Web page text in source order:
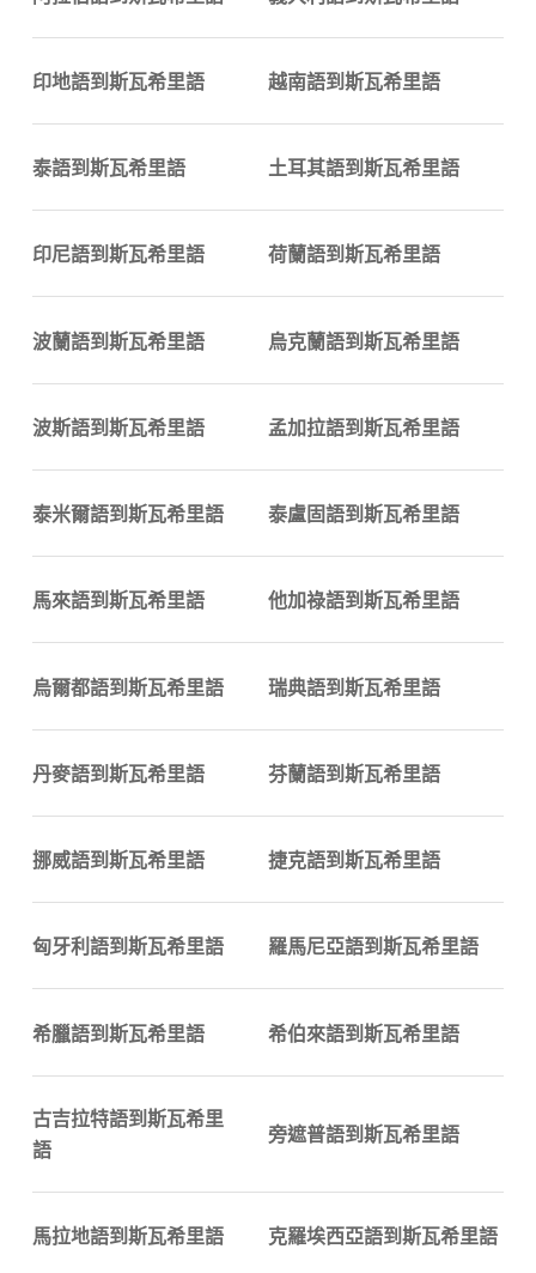
印地語到斯瓦希里語 越南語到斯瓦希里語
泰語到斯瓦希里語 土耳其語到斯瓦希里語
印尼語到斯瓦希里語 荷蘭語到斯瓦希里語
波蘭語到斯瓦希里語 烏克蘭語到斯瓦希里語
波斯語到斯瓦希里語 孟加拉語到斯瓦希里語
泰米爾語到斯瓦希里語 泰盧固語到斯瓦希里語
馬來語到斯瓦希里語 他加祿語到斯瓦希里語
烏爾都語到斯瓦希里語 瑞典語到斯瓦希里語
丹麥語到斯瓦希里語 芬蘭語到斯瓦希里語
挪威語到斯瓦希里語 捷克語到斯瓦希里語
匈牙利語到斯瓦希里語 羅馬尼亞語到斯瓦希里語
希臘語到斯瓦希里語 希伯來語到斯瓦希里語
古吉拉特語到斯瓦希里
語
旁遮普語到斯瓦希里語
馬拉地語到斯瓦希里語 克羅埃西亞語到斯瓦希里語